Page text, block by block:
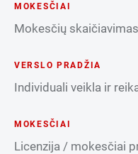
MOKESČIAI
Mokesčių skaičiavimas
VERSLO PRADŽIA
Individuali veikla ir
MOKESČIAI
Licenzija / mokesčiai